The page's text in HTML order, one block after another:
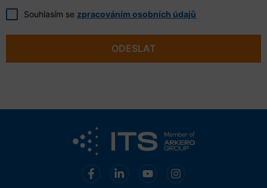
Souhlasím se zpracováním osobních údajů
ODESLAT